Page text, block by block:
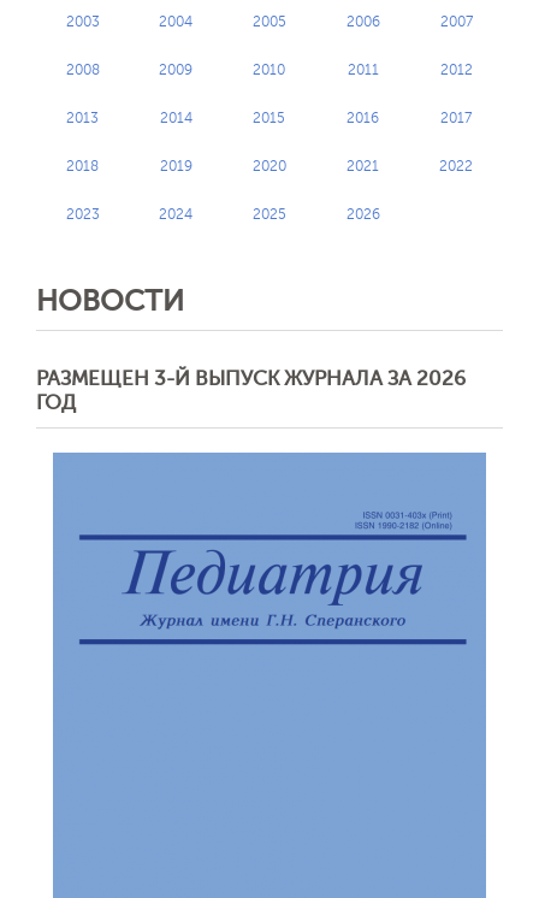
2003 2004 2005 2006 2007
2008 2009 2010 2011 2012
2013 2014 2015 2016 2017
2018 2019 2020 2021 2022
2023 2024 2025 2026
НОВОСТИ
РАЗМЕЩЕН 3-Й ВЫПУСК ЖУРНАЛА ЗА 2026
ГОД